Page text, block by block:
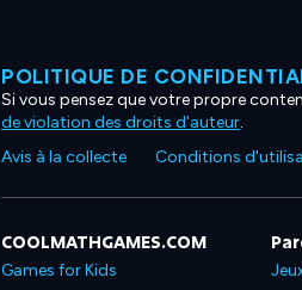
POLITIQUE DE
Si vous pensez que votre propre
de violation des droits d'auteur.
Avis à la collecte
Conditions
COOLMATHGAMES.COM
Games for Kids